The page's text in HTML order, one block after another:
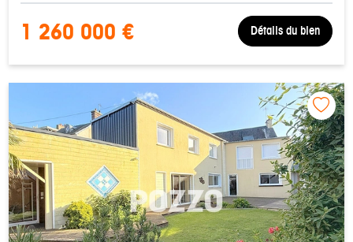
1 260 000 € Détails du bien